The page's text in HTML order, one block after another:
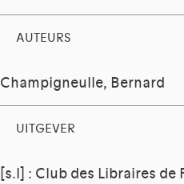
AUTEURS
Champigneulle, Bernard
UITGEVER
[s.l] : Club des Libraires de